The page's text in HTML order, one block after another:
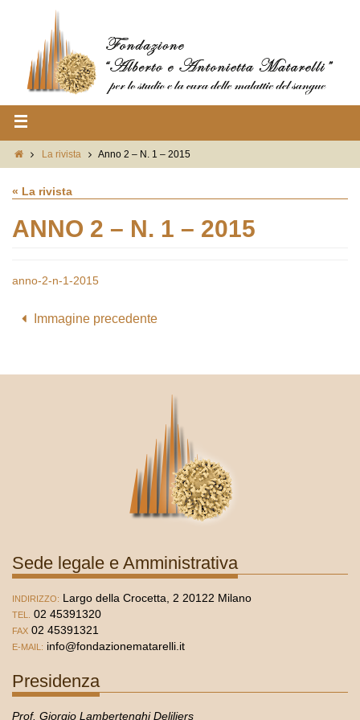
La rivista Anno 2 – N. 1 – 2015
« La rivista
ANNO 2 – N. 1 – 2015
anno-2-n-1-2015
Immagine precedente
Sede legale e Amministrativa
INDIRIZZO: Largo della Crocetta, 2 20122 Milano
TEL. 02 45391320
FAX 02 45391321
E-MAIL: info@fondazionematarelli.it
Presidenza
Prof. Giorgio Lambertenghi Deliliers